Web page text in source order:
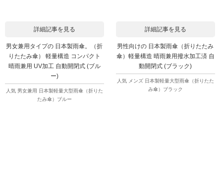
詳細記事を見る
男女兼用タイプの 日本製雨傘。（折
りたたみ傘） 軽量構造 コンパクト
晴雨兼用 UV加工 自動開閉式 (ブル
ー)
人気 男女兼用 日本製軽量大型雨傘（折りた
たみ傘）ブルー
詳細記事を見る
男性向けの 日本製雨傘（折りたたみ
傘）軽量構造 晴雨兼用撥水加工済 自
動開閉式 (ブラック)
人気 メンズ 日本製軽量大型雨傘（折りたた
み傘）ブラック